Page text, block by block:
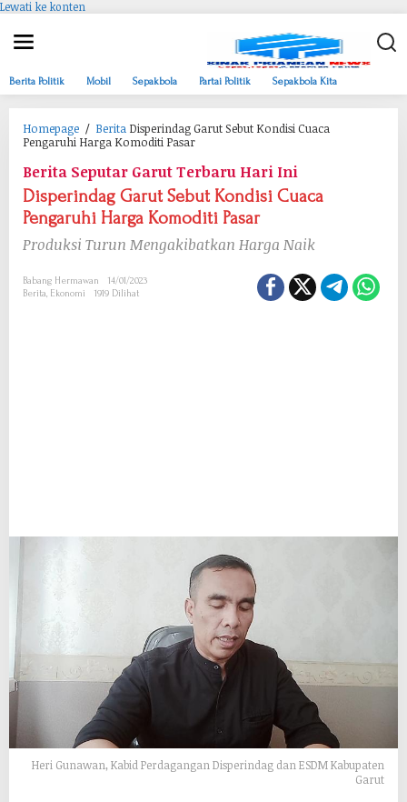
Lewati ke konten
Berita Politik Mobil Sepakbola Partai Politik Sepakbola Kita
Homepage / Berita Disperindag Garut Sebut Kondisi Cuaca
Pengaruhi Harga Komoditi Pasar
Berita Seputar Garut Terbaru Hari Ini
Disperindag Garut Sebut Kondisi Cuaca
Pengaruhi Harga Komoditi Pasar
Produksi Turun Mengakibatkan Harga Naik
Babang Hermawan
14/01/2023
Berita, Ekonomi 1919 Dilihat
Heri Gunawan, Kabid Perdagangan Disperindag dan ESDM Kabupaten
Garut